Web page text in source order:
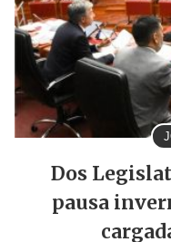
Dos
pausa